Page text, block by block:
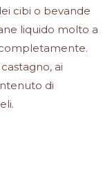
cibi o bevande
liquido molto a
ai
di